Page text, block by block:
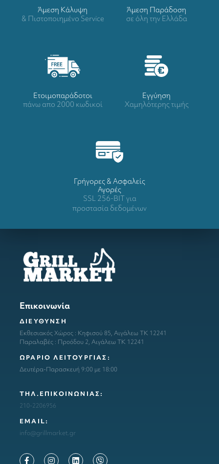
Άμεση Κάλυψη
& Πιστοποιημένο Service
Άμεση Παράδοση
σε όλη την Ελλάδα
Ετοιμοπαράδοτοι
πάνω απο 2000 κωδικοί
Eγγύηση
Χαμηλότερης τιμής
Γρήγορες & Ασφαλείς
Αγορές
SSL 256-BIT για
προστασία δεδομένων
Επικοινωνία
ΔΙΕΥΘΥΝΣΗ
Εκθεσιακός Χώρος : Κηφισού 85, Αιγάλεω ΤΚ 12241
Παραλαβές : Προόδου 2, Αιγάλεω ΤΚ 12241
ΩΡΑΡΙΟ ΛΕΙΤΟΥΡΓΙΑΣ:
Δευτέρα-Παρασκευή 9:00 με 18:00
ΤΗΛ.ΕΠΙΚΟΙΝΩΝΙΑΣ:
210-2206956
ΕΜΑΙL:
info@grillmarket.gr